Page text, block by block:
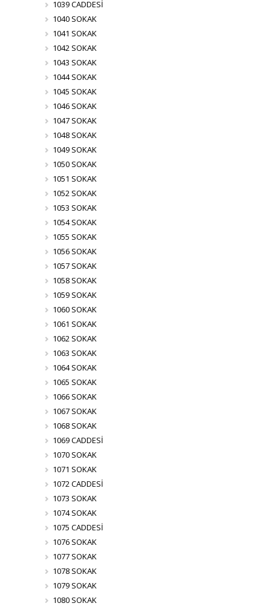
1039 CADDESİ
1040 SOKAK
1041 SOKAK
1042 SOKAK
1043 SOKAK
1044 SOKAK
1045 SOKAK
1046 SOKAK
1047 SOKAK
1048 SOKAK
1049 SOKAK
1050 SOKAK
1051 SOKAK
1052 SOKAK
1053 SOKAK
1054 SOKAK
1055 SOKAK
1056 SOKAK
1057 SOKAK
1058 SOKAK
1059 SOKAK
1060 SOKAK
1061 SOKAK
1062 SOKAK
1063 SOKAK
1064 SOKAK
1065 SOKAK
1066 SOKAK
1067 SOKAK
1068 SOKAK
1069 CADDESİ
1070 SOKAK
1071 SOKAK
1072 CADDESİ
1073 SOKAK
1074 SOKAK
1075 CADDESİ
1076 SOKAK
1077 SOKAK
1078 SOKAK
1079 SOKAK
1080 SOKAK